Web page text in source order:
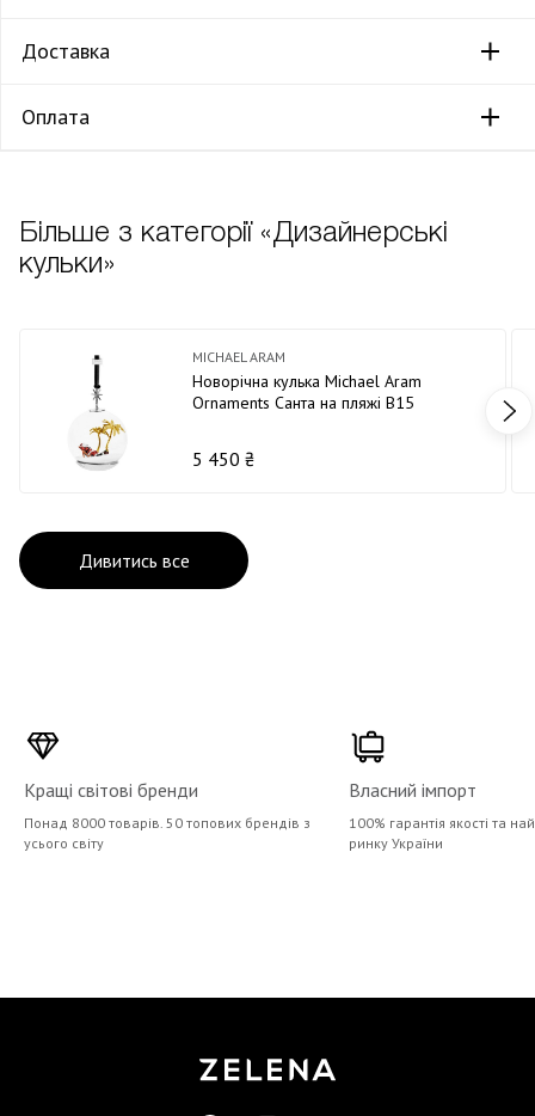
Доставка
Оплата
Більше з категорії «Дизайнерські
кульки»
MICHAEL ARAM
Новорічна кулька Michael Aram
Ornaments Санта на пляжі В15
5 450 ₴
Дивитись все
Кращі світові бренди
Понад 8000 товарів. 50 топових брендів з
усього світу
Власний імпорт
100% гарантія якості та
ринку України